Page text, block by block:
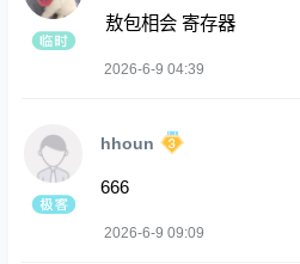
敖包相会 寄存器
2026-6-9 04:39
hhoun
666
2026-6-9 09:09